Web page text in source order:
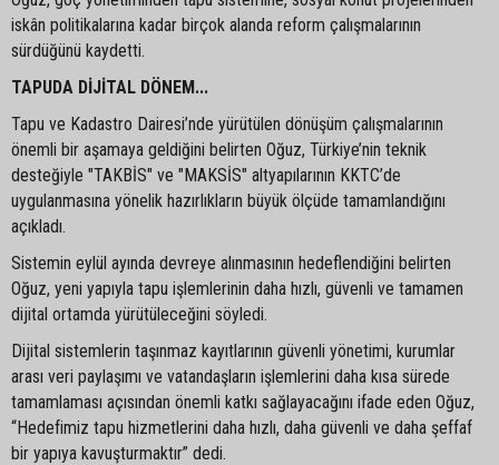
iskân politikalarına kadar birçok alanda reform çalışmalarının
sürdüğünü kaydetti.
TAPUDA DİJİTAL DÖNEM...
Tapu ve Kadastro Dairesi’nde yürütülen dönüşüm çalışmalarının
önemli bir aşamaya geldiğini belirten Oğuz, Türkiye’nin teknik
desteğiyle "TAKBİS" ve "MAKSİS" altyapılarının KKTC’de
uygulanmasına yönelik hazırlıkların büyük ölçüde tamamlandığını
açıkladı.
Sistemin eylül ayında devreye alınmasının hedeflendiğini belirten
Oğuz, yeni yapıyla tapu işlemlerinin daha hızlı, güvenli ve tamamen
dijital ortamda yürütüleceğini söyledi.
Dijital sistemlerin taşınmaz kayıtlarının güvenli yönetimi, kurumlar
arası veri paylaşımı ve vatandaşların işlemlerini daha kısa sürede
tamamlaması açısından önemli katkı sağlayacağını ifade eden Oğuz,
“Hedefimiz tapu hizmetlerini daha hızlı, daha güvenli ve daha şeffaf
bir yapıya kavuşturmaktır” dedi.